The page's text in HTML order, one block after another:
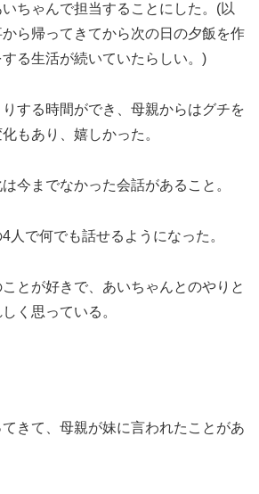
ちゃんで担当することにした。(以
ら帰ってきてから次の日の夕飯を作
る生活が続いていたらしい。)
する時間ができ、母親からはグチを
もあり、嬉しかった。
今までなかった会話があること。
人で何でも話せるようになった。
とが好きで、あいちゃんとのやりと
く思っている。
きて、母親が妹に言われたことがあ